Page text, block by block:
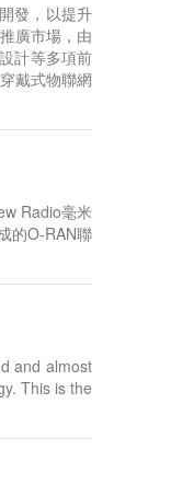
發，以提升
廣市場，由
計等多項前
戴式物聯網
Radio毫米
的O-RAN聯
and almost
This is the